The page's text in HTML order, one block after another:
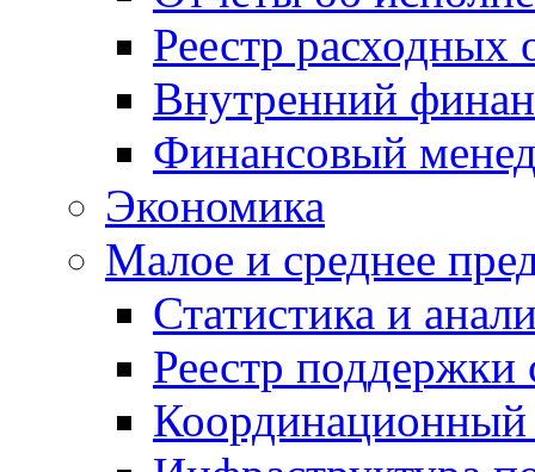
Реестр расходных
Внутренний
Финансовый
Экономика
Малое и среднее
Статистика и
Реестр
Координационный